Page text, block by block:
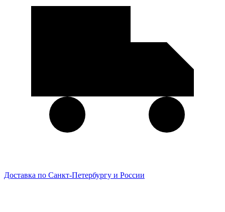
Доставка по Санкт-Петербургу и России